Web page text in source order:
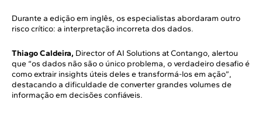
Durante a edição em inglês, os especialistas abordaram outro
risco crítico: a interpretação incorreta dos dados.
Thiago Caldeira, Director of AI Solutions at Contango, alertou
que “os dados não são o único problema, o verdadeiro desafio é
como extrair insights úteis deles e transformá-los em ação”,
destacando a dificuldade de converter grandes volumes de
informação em decisões confiáveis.